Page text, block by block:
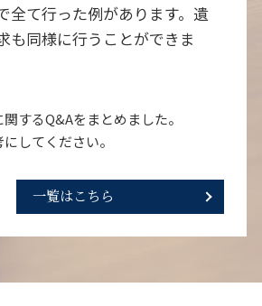
全て行った例があります。遺
も同様に行うことができま
するQ&Aをまとめました。
してください。
一覧はこちら